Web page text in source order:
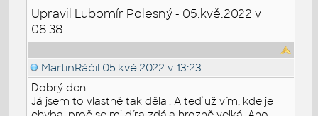
Upravil Lubomír Polesný - 05.kvě.2022 v
08:38
MartinRáčil 05.kvě.2022 v 13:23
Dobrý den.
Já jsem to vlastně tak dělal. A teď už vím, kde je